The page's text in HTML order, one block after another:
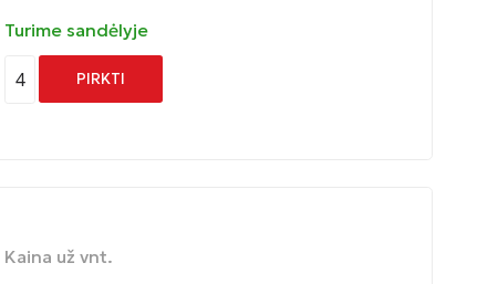
Turime sandėlyje
4 PIRKTI
Kaina už vnt.